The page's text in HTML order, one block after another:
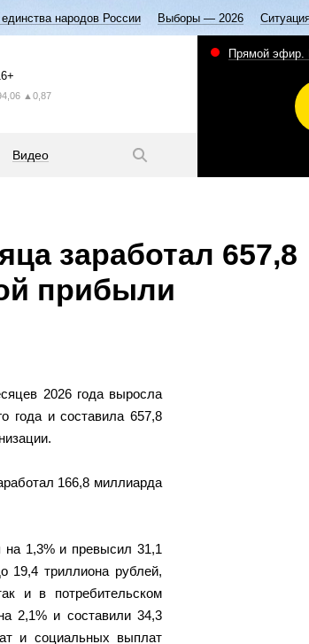
единства народов России Выборы — 2026
▲0,87
Видео
Прямой эфир.
заработал 657,8
прибыли
2026 года выросла
года и составила 657,8
166,8 миллиарда
на 1,3% и превысил 31,1
19,4 триллиона рублей,
и в потребительском
2,1% и составили 34,3
и социальных выплат